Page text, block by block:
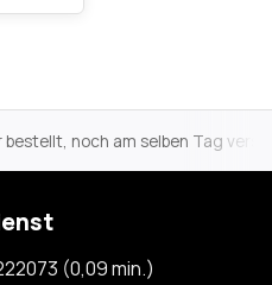
bestellt, noch am selben Tag
(0,09 min.)